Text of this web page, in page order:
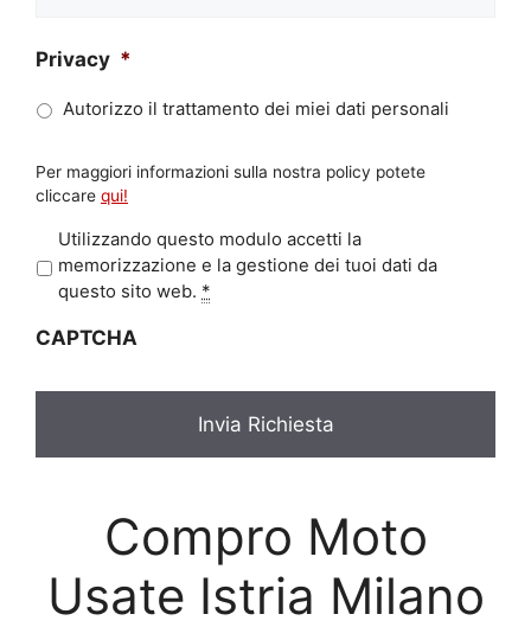
Privacy *
Autorizzo il trattamento dei miei dati personali
Per maggiori informazioni sulla nostra policy potete
cliccare qui!
r
a
y
Utilizzando questo modulo accetti la
memorizzazione e la gestione dei tuoi dati da
questo sito web. *
CAPTCHA
Compro Moto
Usate Istria Milano